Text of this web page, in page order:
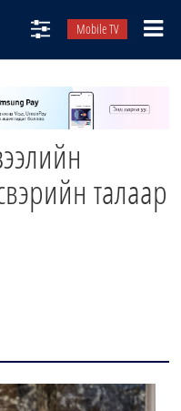
Mobile TV
талаар